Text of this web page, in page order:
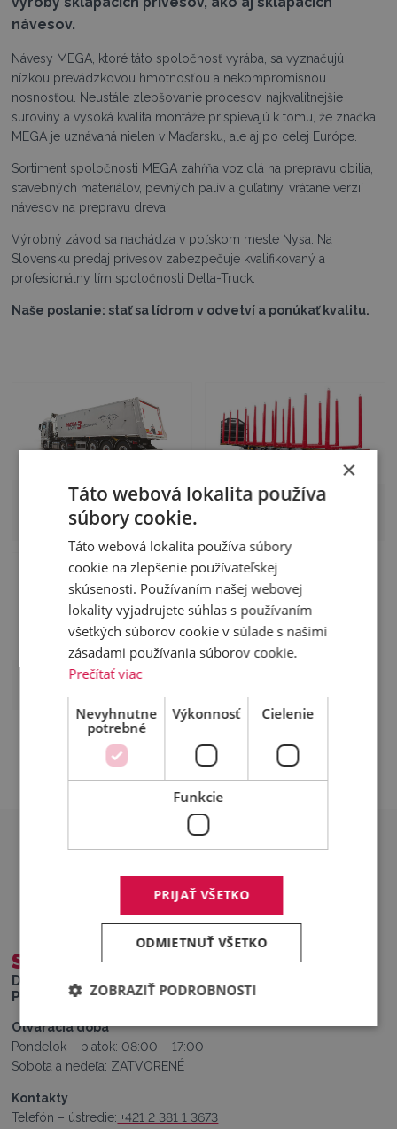
návesov.
Návesy MEGA, ktoré táto spoločnosť vyrába, sa vyznačujú
nízkou prevádzkovou hmotnosťou a nekompromisnou
nosnosťou. Neustále zlepšovanie procesov, najkvalitnejšie
suroviny a vysoká kvalita montáže prispievajú k tomu, že značka
MEGA je uznávaná nielen v Maďarsku, ale aj po celej Európe.
Sortiment spoločnosti MEGA zahŕňa vozidlá na prepravu obilia,
stavebných materiálov, pevných palív a guľatiny, vrátane verzií
návesov na prepravu dreva.
Výrobný závod sa nachádza v poľskom meste Nysa. Na
Slovensku predaj prívesov zabezpečuje kvalifikovaný a
profesionálny tím spoločnosti Delta-Truck.
Naše poslanie: stať sa lídrom v odvetví a ponúkať kvalitu.
Sklápacie návesy
Návesy MEGA na
INFORMUJTE SA NA NAŠEJ
PREVÁDZKE
SENEC (SK)
Delta-Truck s.r.o.
Poľná 17, 903 01 Senec, Slovensko
Otváracia doba
Pondelok – piatok: 08:00 – 17:00
Sobota a nedeľa: ZATVORENÉ
Kontakty
Telefón – ústredie: +421 2 381 1 3673
×
Táto webová lokalita používa
súbory cookie.
Táto webová lokalita používa súbory
cookie na zlepšenie používateľskej
skúsenosti. Používaním našej webovej
lokality vyjadrujete súhlas s používaním
všetkých súborov cookie v súlade s našimi
zásadami používania súborov cookie.
Prečítať viac
Nevyhnutne
potrebné
Výkonnosť Cielenie
Funkcie
PRIJAŤ VŠETKO
ODMIETNUŤ VŠETKO
ZOBRAZIŤ PODROBNOSTI